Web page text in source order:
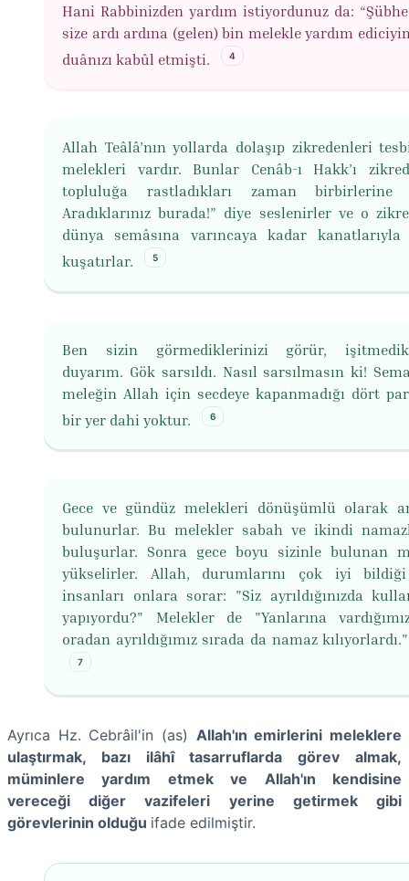
Hani Rabbinizden yardım istiyordunuz da:
size ardı ardına (gelen) bin melekle yardım
duânızı kabûl etmişti.
4
Allah Teâlâ’nın yollarda dolaşıp zikredenleri
melekleri vardır. Bunlar Cenâb-ı Hakk’ı
topluluğa rastladıkları zaman birbirlerine
Aradıklarınız burada!” diye seslenirler ve o
dünya semâsına varıncaya kadar kanatlarıyla
kuşatırlar.
5
Ben sizin görmediklerinizi görür,
duyarım. Gök sarsıldı. Nasıl sarsılmasın ki!
meleğin Allah için secdeye kapanmadığı dört
bir yer dahi yoktur.
6
Gece ve gündüz melekleri dönüşümlü olarak
bulunurlar. Bu melekler sabah ve ikindi
buluşurlar. Sonra gece boyu sizinle bulunan
yükselirler. Allah, durumlarını çok iyi
insanları onlara sorar: "Siz ayrıldığınızda
yapıyordu?" Melekler de "Yanlarına
oradan ayrıldığımız sırada da namaz
7
Ayrıca Hz. Cebrâil'in (as) Allah'ın emirlerini meleklere
ulaştırmak, bazı ilâhî tasarruflarda görev almak,
müminlere yardım etmek ve Allah'ın kendisine
vereceği diğer vazifeleri yerine getirmek gibi
görevlerinin olduğu ifade edilmiştir.